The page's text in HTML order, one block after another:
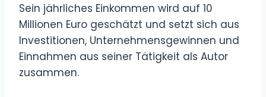
Sein jährliches Einkommen wird auf 10
Millionen Euro geschätzt und setzt sich aus
Investitionen, Unternehmensgewinnen und
Einnahmen aus seiner Tätigkeit als Autor
zusammen.